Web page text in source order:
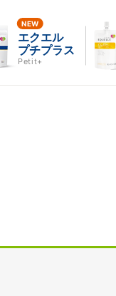
エクエル
プチプラス
Petit+